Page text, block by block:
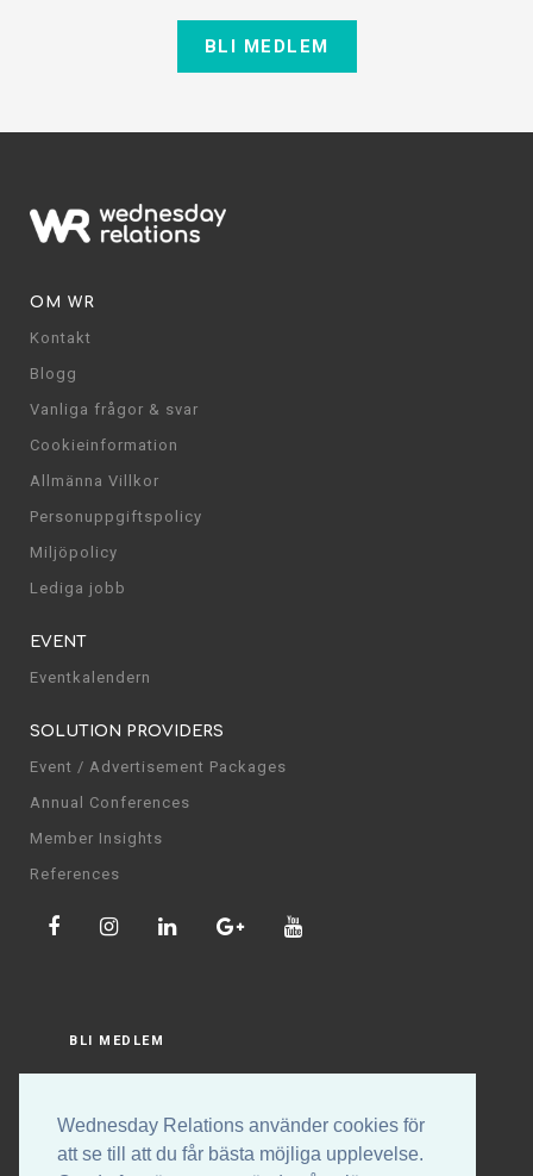
Wednesday Relations använder cookies för
att se till att du får bästa möjliga upplevelse.
BLI MEDLEM
OM WR
Kontakt
Blogg
Vanliga frågor & svar
Cookieinformation
Allmänna Villkor
Personuppgiftspolicy
Miljöpolicy
Lediga jobb
EVENT
Eventkalendern
SOLUTION PROVIDERS
Event / Advertisement Packages
Annual Conferences
Member Insights
References
BLI MEDLEM